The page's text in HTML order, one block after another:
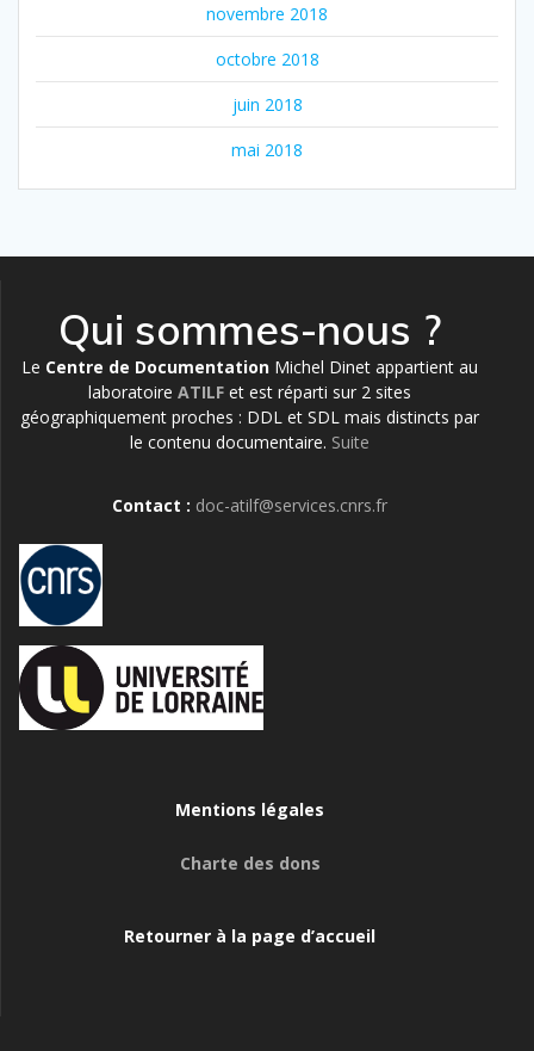
novembre 2018
octobre 2018
juin 2018
mai 2018
Qui sommes-nous ?
Le Centre de Documentation Michel Dinet appartient au
laboratoire ATILF et est réparti sur 2 sites
géographiquement proches : DDL et SDL mais distincts par
le contenu documentaire. Suite
Contact : doc-atilf@services.cnrs.fr
Mentions légales
Charte des dons
Retourner à la page d’accueil